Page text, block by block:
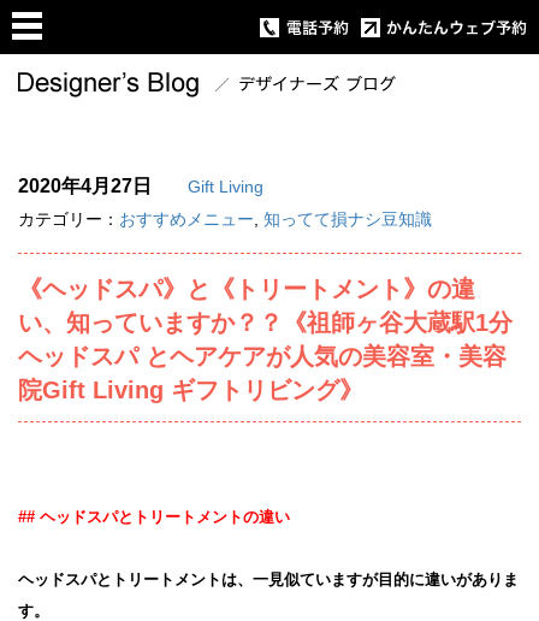
2020年4月27日
Gift Living
カテゴリー： おすすめメニュー, 知ってて損ナシ豆知識
《ヘッドスパ》と《トリートメント》の違
い、知っていますか？？《祖師ヶ谷大蔵駅1分
ヘッドスパ とヘアケアが人気の美容室・美容
院Gift Living ギフトリビング》
## ヘッドスパとトリートメントの違い
ヘッドスパとトリートメントは、一見似ていますが目的に違いがありま
す。